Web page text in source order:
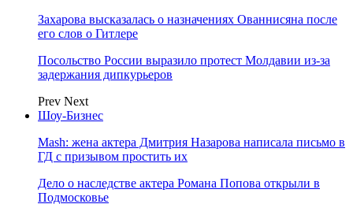
Захарова высказалась о назначениях Ованнисяна после
его слов о Гитлере
Посольство России выразило протест Молдавии из-за
задержания дипкурьеров
Prev Next
Шоу-Бизнес
Mash: жена актера Дмитрия Назарова написала письмо в
ГД с призывом простить их
Дело о наследстве актера Романа Попова открыли в
Подмосковье